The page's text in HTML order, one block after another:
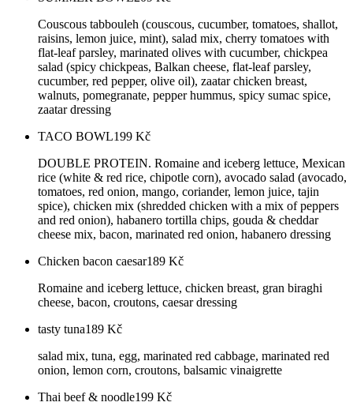
Couscous tabbouleh (couscous, cucumber, tomatoes, shallot,
raisins, lemon juice, mint), salad mix, cherry tomatoes with
flat-leaf parsley, marinated olives with cucumber, chickpea
salad (spicy chickpeas, Balkan cheese, flat-leaf parsley,
cucumber, red pepper, olive oil), zaatar chicken breast,
walnuts, pomegranate, pepper hummus, spicy sumac spice,
zaatar dressing
TACO BOWL199 Kč
DOUBLE PROTEIN. Romaine and iceberg lettuce, Mexican
rice (white & red rice, chipotle corn), avocado salad (avocado,
tomatoes, red onion, mango, coriander, lemon juice, tajin
spice), chicken mix (shredded chicken with a mix of peppers
and red onion), habanero tortilla chips, gouda & cheddar
cheese mix, bacon, marinated red onion, habanero dressing
Chicken bacon caesar189 Kč
Romaine and iceberg lettuce, chicken breast, gran biraghi
cheese, bacon, croutons, caesar dressing
tasty tuna189 Kč
salad mix, tuna, egg, marinated red cabbage, marinated red
onion, lemon corn, croutons, balsamic vinaigrette
Thai beef & noodle199 Kč